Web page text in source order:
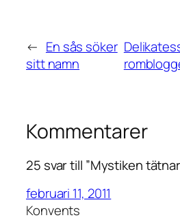
← En sås söker
sitt namn
Kommentarer
25 svar till ”Mystiken
februari 11, 2011
Konvents